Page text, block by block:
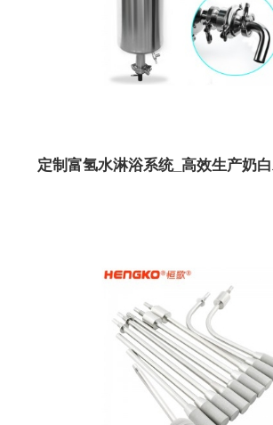
定制富氢水淋浴系统_高效生产奶